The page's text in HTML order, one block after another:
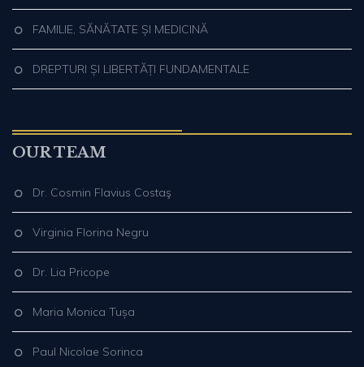
FAMILIE, SĂNĂTATE ȘI MEDICINĂ
DREPTURI ȘI LIBERTĂȚI FUNDAMENTALE
OUR TEAM
Dr. Cosmin Flavius Costaş
Virginia Florina Negru
Dr. Lia Pricope
Maria Monica Tușa
Paul Nicolae Sorinca